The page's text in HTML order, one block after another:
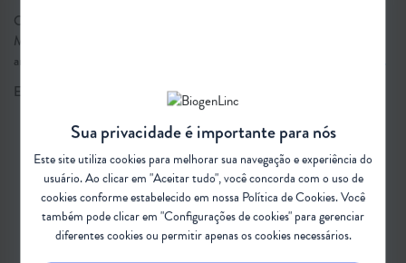
Sua privacidade é importante para nós
Este site utiliza cookies para melhorar sua navegação e experiência do
usuário. Ao clicar em "Aceitar tudo", você concorda com o uso de
cookies conforme estabelecido em nossa Política de Cookies. Você
também pode clicar em "Configurações de cookies" para gerenciar
diferentes cookies ou permitir apenas os cookies necessários.
O conteúdo discutido foi inspirado no Guia de Discussão sobre Atrofia
Muscular Espinhal (AME) no Brasil: Trabalhando hoje para mudar o
amanhã.
Em dúvida sobre algum termo desta matéria?
#AME #AtrofiaMuscularEspinhal #Vídeo
#InclusãoSocial
#DesenvolvimentoCognitivo #Cognição